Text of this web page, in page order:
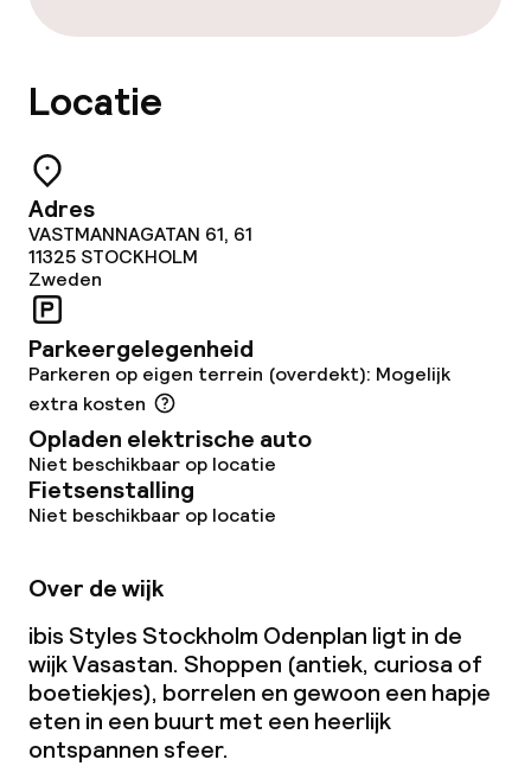
Locatie
Adres
VASTMANNAGATAN 61, 61
11325 STOCKHOLM
Zweden
Parkeergelegenheid
Parkeren op eigen terrein (overdekt): Mogelijk
extra kosten
Opladen elektrische auto
Niet beschikbaar op locatie
Fietsenstalling
Niet beschikbaar op locatie
Over de wijk
ibis Styles Stockholm Odenplan ligt in de
wijk Vasastan. Shoppen (antiek, curiosa of
boetiekjes), borrelen en gewoon een hapje
eten in een buurt met een heerlijk
ontspannen sfeer.